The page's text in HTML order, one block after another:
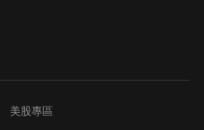
美股專區